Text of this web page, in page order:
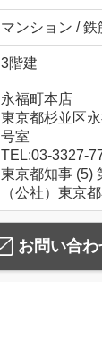
マンション / 鉄
3階建
永福町本店
東京都杉並区
号室
TEL:03-3327-
東京都知事 (5)
（公社）東京
お問い合